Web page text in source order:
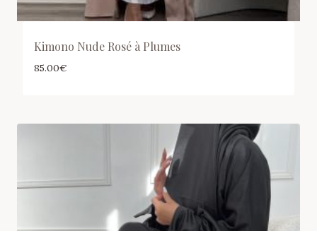
Kimono Nude Rosé à Plumes
85.00€